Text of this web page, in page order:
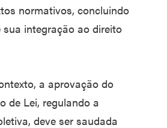
normativos, concluindo
sua integração ao direito
a aprovação do
de Lei, regulando a
deve ser saudada